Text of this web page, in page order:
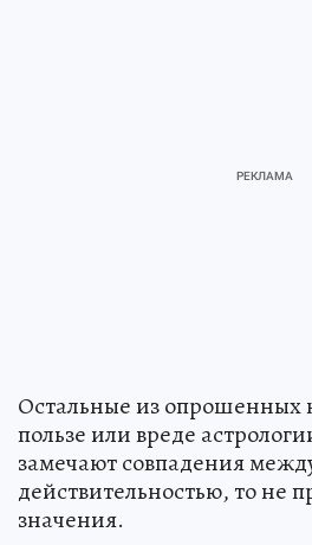
Остальные из опрошенных
пользе или вреде
замечают совпадения
действительностью, то не
значения.